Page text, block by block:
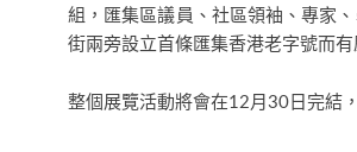
組，匯集區議員、社區領袖、專家
街兩旁設立首條匯集香港老字號而有
整個展覽活動將會在12月30日完結